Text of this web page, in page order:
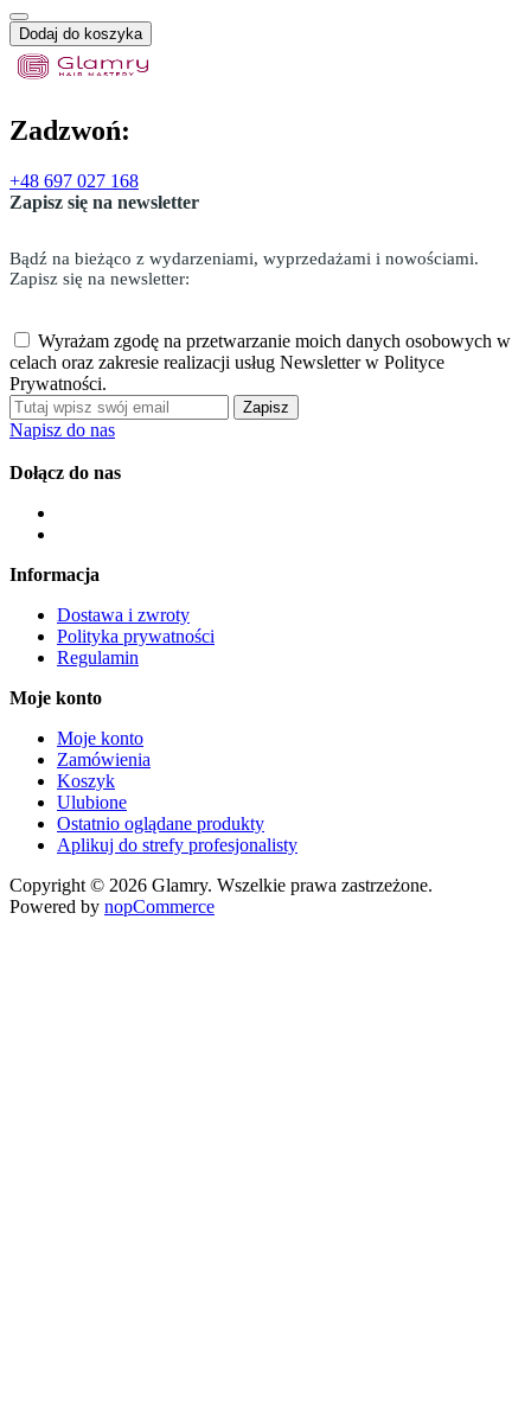
Dodaj do koszyka
Zadzwoń:
+48 697 027 168
Zapisz się na newsletter
Bądź na bieżąco z wydarzeniami, wyprzedażami i nowościami.
Zapisz się na newsletter:
Wyrażam zgodę na przetwarzanie moich danych osobowych w
celach oraz zakresie realizacji usług Newsletter w Polityce
Prywatności.
Zapisz
Napisz do nas
Dołącz do nas
Informacja
Dostawa i zwroty
Polityka prywatności
Regulamin
Moje konto
Moje konto
Zamówienia
Koszyk
Ulubione
Ostatnio oglądane produkty
Aplikuj do strefy profesjonalisty
Copyright © 2026 Glamry. Wszelkie prawa zastrzeżone.
Powered by nopCommerce